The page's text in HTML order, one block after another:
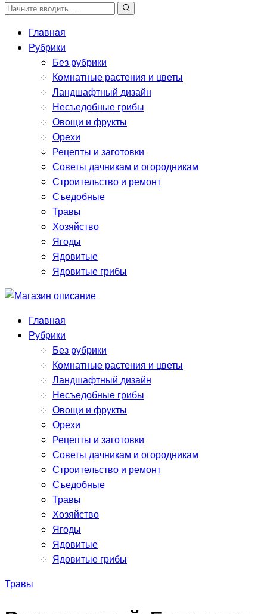
Главная
Рубрики
Без рубрики
Комнатные растения и цветы
Ландшафтный дизайн
Несъедобные грибы
Овощи и фрукты
Орехи
Рецепты и заготовки
Советы дачникам и огородникам
Строительство и ремонт
Съедобные
Травы
Хозяйство
Ягоды
Ядовитые
Ядовитые грибы
Главная
Рубрики
Без рубрики
Комнатные растения и цветы
Ландшафтный дизайн
Несъедобные грибы
Овощи и фрукты
Орехи
Рецепты и заготовки
Советы дачникам и огородникам
Строительство и ремонт
Съедобные
Травы
Хозяйство
Ягоды
Ядовитые
Ядовитые грибы
Травы